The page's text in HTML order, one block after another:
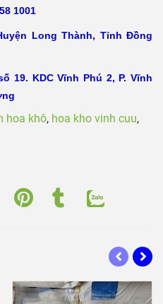
1001
Long Thành, Tỉnh Đồng
19. KDC Vĩnh Phú 2, P. Vĩnh
hoa khô, hoa kho vinh cuu,